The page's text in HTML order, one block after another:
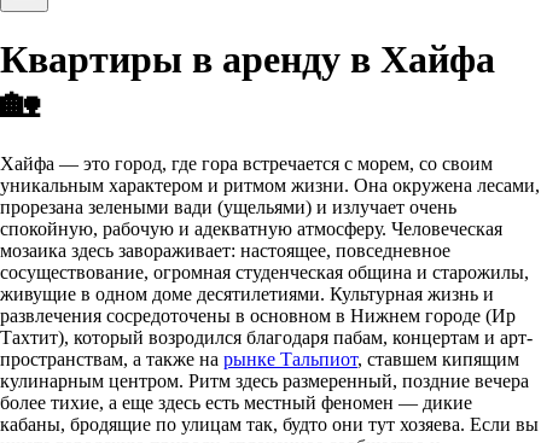
Квартиры в аренду в Хайфа
🏡
Хайфа — это город, где гора встречается с морем, со своим
уникальным характером и ритмом жизни. Она окружена лесами,
прорезана зелеными вади (ущельями) и излучает очень
спокойную, рабочую и адекватную атмосферу. Человеческая
мозаика здесь завораживает: настоящее, повседневное
сосуществование, огромная студенческая община и старожилы,
живущие в одном доме десятилетиями. Культурная жизнь и
развлечения сосредоточены в основном в Нижнем городе (Ир
Тахтит), который возродился благодаря пабам, концертам и арт-
пространствам, а также на рынке Тальпиот, ставшем кипящим
кулинарным центром. Ритм здесь размеренный, поздние вечера
более тихие, а еще здесь есть местный феномен — дикие
кабаны, бродящие по улицам так, будто они тут хозяева. Если вы